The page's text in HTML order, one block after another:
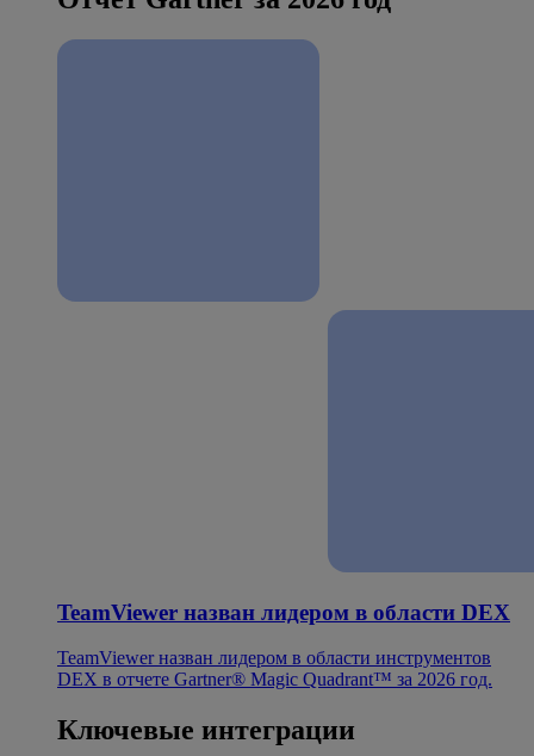
TeamViewer назван лидером в области DEX
TeamViewer назван лидером в области инструментов
DEX в отчете Gartner® Magic Quadrant™ за 2026 год.
Ключевые интеграции